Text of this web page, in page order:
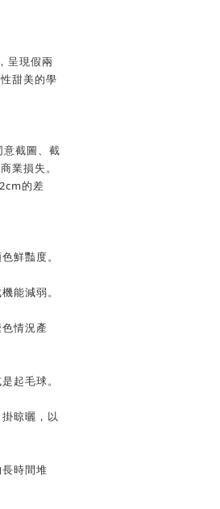
呈現假兩
甜美的學
意截圖、截
業損失。
的差
鮮豔度。
能減弱。
情況產
起毛球。
晾曬，以
時間堆